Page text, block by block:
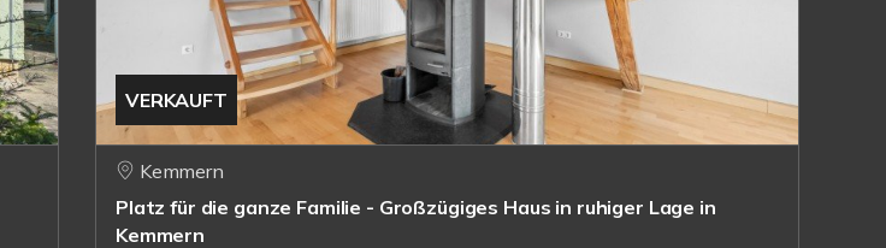
VERKAUFT
Kemmern
Platz für die ganze Familie - Großzügiges Haus in ruhiger Lage in
Kemmern